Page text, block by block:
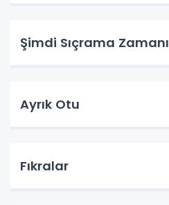
Şimdi Sıçrama Zamanı
Ayrık Otu
Fıkralar